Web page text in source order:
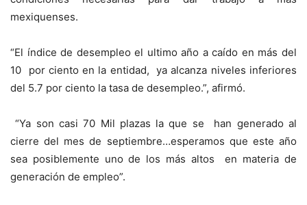
mexiquenses.
“El índice de desempleo el ultimo año a caído en más del
10 por ciento en la entidad, ya alcanza niveles inferiores
del 5.7 por ciento la tasa de desempleo.”, afirmó.
“Ya son casi 70 Mil plazas la que se han generado al
cierre del mes de septiembre…esperamos que este año
sea posiblemente uno de los más altos en materia de
generación de empleo”.